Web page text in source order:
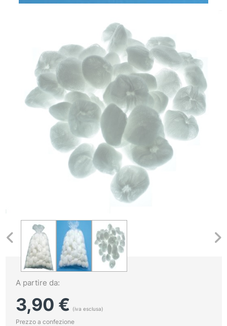
A partire da:
3,90 € (iva esclusa)
Prezzo a confezione